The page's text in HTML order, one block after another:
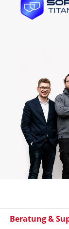
Beratung &